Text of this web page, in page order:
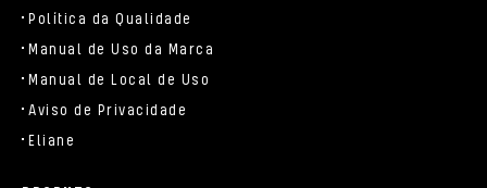
Política da Qualidade
Manual de Uso da Marca
Manual de Local de Uso
Aviso de Privacidade
Eliane